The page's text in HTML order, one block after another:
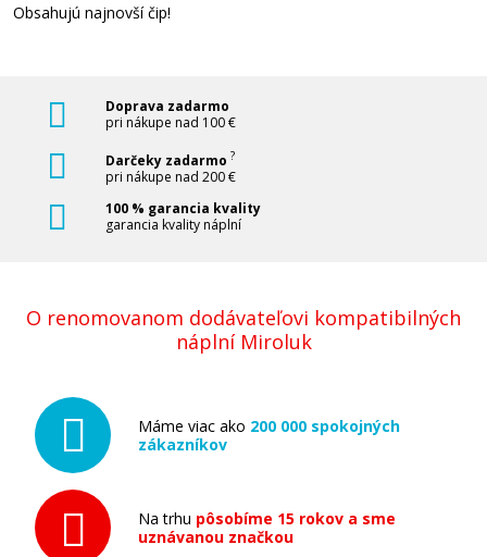
5,90 €
Pridať do košíka
Súprava kompatibilných náplní
10,90 €
Obsahujú najnovší čip!
Doprava zadarmo
pri nákupe nad 100 €
Darčeky zadarmo ?
pri nákupe nad 200 €
100 % garancia kvality
garancia kvality náplní
O renomovanom dodávateľovi kompatibilných
náplní Miroluk
Máme viac ako 200 000 spokojných
zákazníkov
Na trhu pôsobíme 15 rokov a sme
uznávanou značkou